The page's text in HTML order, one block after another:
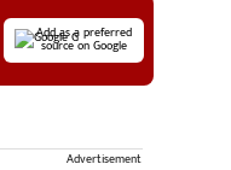
Add as a preferred
source on Google
Advertisement